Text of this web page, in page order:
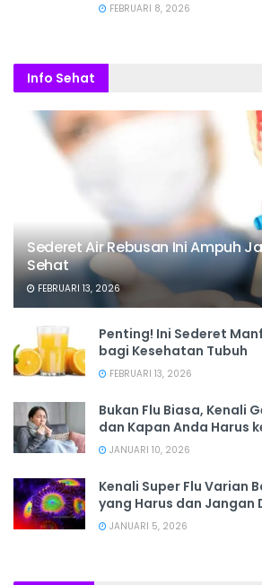
FEBRUARI 8, 2026
Info Sehat
Sederet Air Rebusan Ini Ampuh
Sehat
FEBRUARI 13, 2026
Penting! Ini Sederet
bagi Kesehatan Tubuh
FEBRUARI 13, 2026
Bukan Flu Biasa, Kenali
dan Kapan Anda Harus
JANUARI 10, 2026
Kenali Super Flu Varian
yang Harus dan Jangan
JANUARI 5, 2026